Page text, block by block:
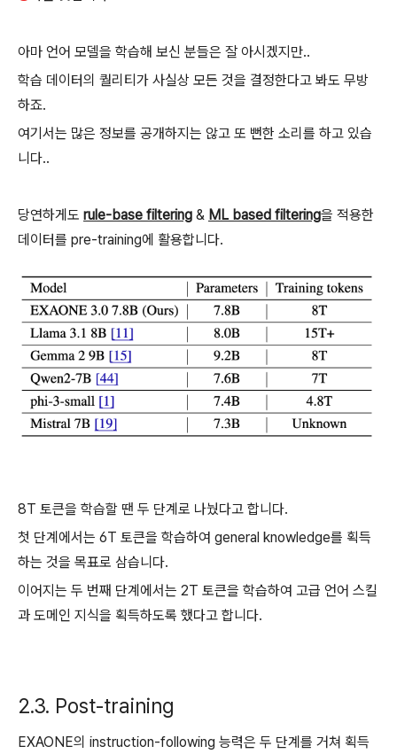
아마 언어 모델을 학습해 보신 분들은 잘 아시겠지만..
학습 데이터의 퀄리티가 사실상 모든 것을 결정한다고 봐도 무방
하죠.
여기서는 많은 정보를 공개하지는 않고 또 뻔한 소리를 하고 있습
니다..
당연하게도 rule-base filtering & ML based filtering을 적용한
데이터를 pre-training에 활용합니다.
8T 토큰을 학습할 땐 두 단계로 나눴다고 합니다.
첫 단계에서는 6T 토큰을 학습하여 general knowledge를 획득
하는 것을 목표로 삼습니다.
이어지는 두 번째 단계에서는 2T 토큰을 학습하여 고급 언어 스킬
과 도메인 지식을 획득하도록 했다고 합니다.
2.3. Post-training
EXAONE의 instruction-following 능력은 두 단계를 거쳐 획득